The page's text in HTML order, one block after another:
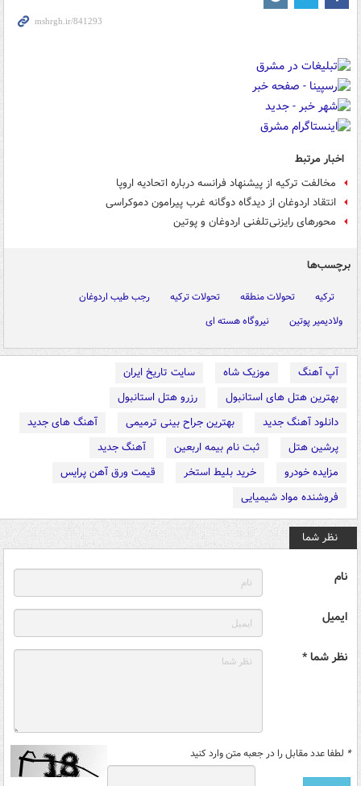
اخبار مرتبط
مخالفت ترکیه از پیشنهاد فرانسه درباره اتحادیه اروپا
انتقاد اردوغان از دیدگاه دوگانه غرب پیرامون دموکراسی
محورهای رایزنی‌تلفنی اردوغان و پوتین
برچسب‌ها
ترکیه تحولات منطقه تحولات ترکیه
رجب طیب اردوغان
ولادیمیر پوتین
نیروگاه هسته ای
آپ آهنگ موزیک شاه
سایت تاریخ ایران
بهترین هتل های استانبول
رزرو هتل استانبول
دانلود آهنگ جدید
بهترین جراح بینی ترمیمی
آهنگ های جدید
پرشین هتل
ثبت نام بیمه اربعین
آهنگ جدید
مزایده خودرو
خرید بلیط استخر
قیمت ورق آهن پرایس
فروشنده مواد شیمیایی
نظر شما
نام
ایمیل
نظر شما *
* لطفا عدد مقابل را در جعبه متن وارد کنید